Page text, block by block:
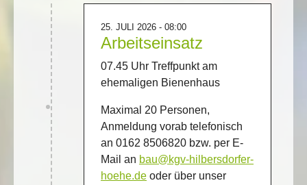
25. JULI 2026 - 08:00
Arbeitseinsatz
07.45 Uhr Treffpunkt am
ehemaligen Bienenhaus
Maximal 20 Personen,
Anmeldung vorab telefonisch
an 0162 8506820 bzw. per E-
Mail an bau@kgv-hilbersdorfer-
hoehe.de oder über unser